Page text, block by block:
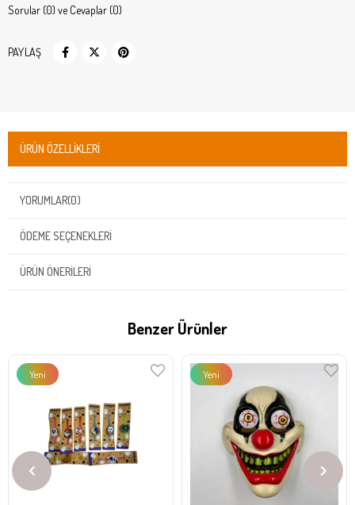
Sorular (0) ve Cevaplar (0)
PAYLAŞ
ÜRÜN ÖZELLIKLERI
YORUMLAR(0)
ÖDEME SEÇENEKLERI
ÜRÜN ÖNERILERI
Benzer Ürünler
Yeni
Yeni